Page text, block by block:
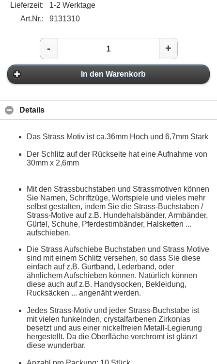
Lieferzeit:
1-2 Werktage
Art.Nr.:
9131310
- +
In den Warenkorb
Details
Das Strass Motiv ist ca.36mm Hoch und 6,7mm Stark
Der Schlitz auf der Rückseite hat eine Aufnahme von
30mm x 2,6mm
Mit den Strassbuchstaben und Strassmotiven können
Sie Namen, Schriftzüge, Wortspiele und vieles mehr
selbst gestalten, indem Sie die Strass-Buchstaben /
Strass-Motive auf z.B. Hundehalsbänder, Armbänder,
Gürtel, Schuhe, Pferdestirnbänder, Halsketten ...
aufschieben.
Die Strass Aufschiebe Buchstaben und Strass Motive
sind mit einem Schlitz versehen, so dass Sie diese
einfach auf z.B. Gurtband, Lederband, oder
ähnlichem Aufschieben können. Natürlich können
diese auch auf z.B. Handysocken, Bekleidung,
Rucksäcken ... angenäht werden.
Jedes Strass-Motiv und jeder Strass-Buchstabe ist
mit vielen funkelnden, crystalfarbenen Zirkonias
besetzt und aus einer nickelfreien Metall-Legierung
hergestellt. Da die Oberfläche verchromt ist glänzt
diese wunderbar.